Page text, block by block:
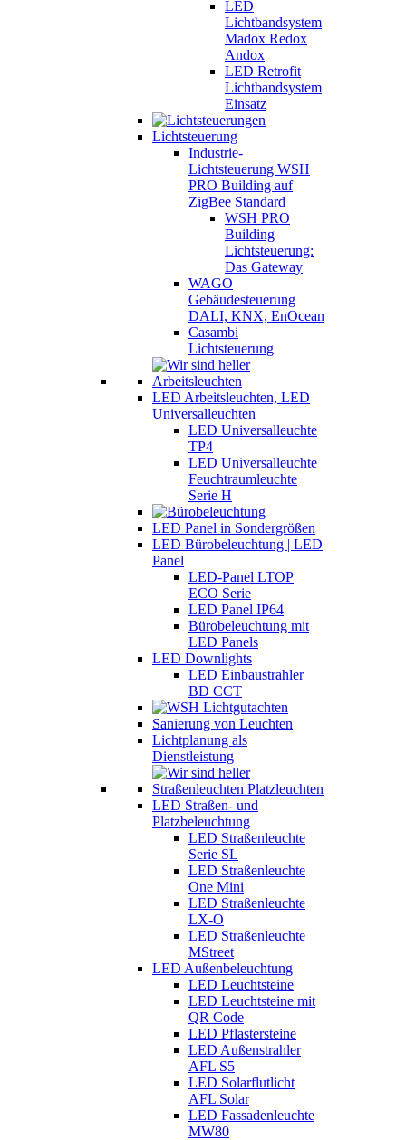
LED
Lichtbandsystem
Madox Redox
Andox
LED Retrofit
Lichtbandsystem
Einsatz
Lichtsteuerung
Industrie-
Lichtsteuerung WSH
PRO Building auf
ZigBee Standard
WSH PRO
Building
Lichtsteuerung:
Das Gateway
WAGO
Gebäudesteuerung
DALI, KNX, EnOcean
Casambi
Lichtsteuerung
LED Arbeitsleuchten, LED
Universalleuchten
LED Universalleuchte
TP4
LED Universalleuchte
Feuchtraumleuchte
Serie H
LED Panel in Sondergrößen
LED Bürobeleuchtung | LED
Panel
LED-Panel LTOP
ECO Serie
LED Panel IP64
Bürobeleuchtung mit
LED Panels
LED Downlights
LED Einbaustrahler
BD CCT
Sanierung von Leuchten
Lichtplanung als
Dienstleistung
LED Straßen- und
Platzbeleuchtung
LED Straßenleuchte
Serie SL
LED Straßenleuchte
One Mini
LED Straßenleuchte
LX-O
LED Straßenleuchte
MStreet
LED Außenbeleuchtung
LED Leuchtsteine
LED Leuchtsteine mit
QR Code
LED Pflastersteine
LED Außenstrahler
AFL S5
LED Solarflutlicht
AFL Solar
LED Fassadenleuchte
MW80